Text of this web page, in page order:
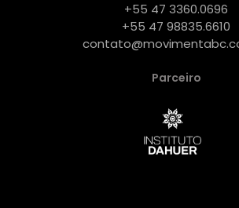
+55 47 3360.0696
+55 47 98835.6610
Parceiro